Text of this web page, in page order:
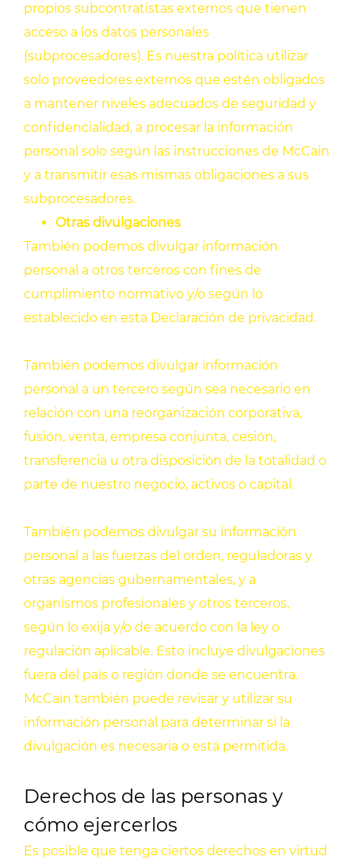
propios subcontratistas externos que tienen
acceso a los datos personales
(subprocesadores). Es nuestra política utilizar
solo proveedores externos que estén obligados
a mantener niveles adecuados de seguridad y
confidencialidad, a procesar la información
personal solo según las instrucciones de McCain
y a transmitir esas mismas obligaciones a sus
subprocesadores.
Otras divulgaciones
También podemos divulgar información
personal a otros terceros con fines de
cumplimiento normativo y/o según lo
establecido en esta Declaración de privacidad.
También podemos divulgar información
personal a un tercero según sea necesario en
relación con una reorganización corporativa,
fusión, venta, empresa conjunta, cesión,
transferencia u otra disposición de la totalidad o
parte de nuestro negocio, activos o capital.
También podemos divulgar su información
personal a las fuerzas del orden, reguladoras y
otras agencias gubernamentales, y a
organismos profesionales y otros terceros,
según lo exija y/o de acuerdo con la ley o
regulación aplicable. Esto incluye divulgaciones
fuera del país o región donde se encuentra.
McCain también puede revisar y utilizar su
información personal para determinar si la
divulgación es necesaria o está permitida.
Derechos de las personas y
cómo ejercerlos
Es posible que tenga ciertos derechos en virtud